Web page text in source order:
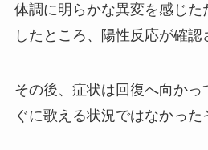
体調に明らかな異変を感じ
したところ、陽性反応が確認
その後、症状は回復へ向かっ
ぐに歌える状況ではなかった